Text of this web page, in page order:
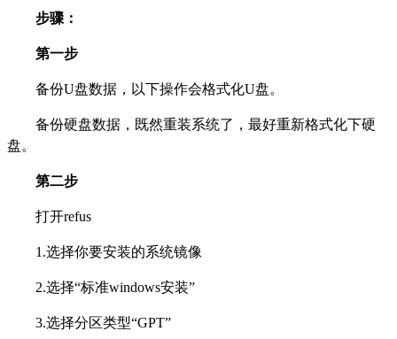
步骤：
第一步
备份U盘数据，以下操作会格式化U盘。
备份硬盘数据，既然重装系统了，最好重新格式化下硬
盘。
第二步
打开refus
1.选择你要安装的系统镜像
2.选择“标准windows安装”
3.选择分区类型“GPT”